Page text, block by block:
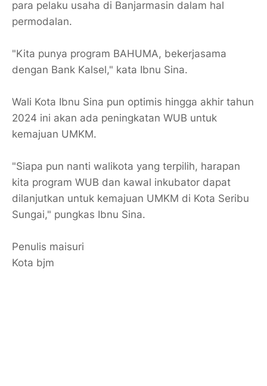
para pelaku usaha di Banjarmasin dalam hal
permodalan.
"Kita punya program BAHUMA, bekerjasama
dengan Bank Kalsel," kata Ibnu Sina.
Wali Kota Ibnu Sina pun optimis hingga akhir tahun
2024 ini akan ada peningkatan WUB untuk
kemajuan UMKM.
"Siapa pun nanti walikota yang terpilih, harapan
kita program WUB dan kawal inkubator dapat
dilanjutkan untuk kemajuan UMKM di Kota Seribu
Sungai," pungkas Ibnu Sina.
Penulis maisuri
Kota bjm